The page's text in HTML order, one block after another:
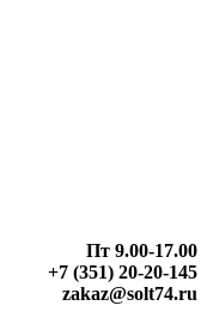
Пт 9.00-17.00
+7 (351) 20-20-145
zakaz@solt74.ru